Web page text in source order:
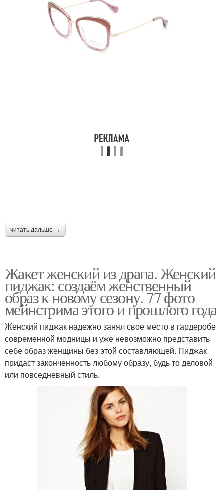
читать дальше →
Жакет женский из драпа. Женский
пиджак: создаём женственный
образ к новому сезону. 77 фото
мейнстрима этого и прошлого года
Женский пиджак надежно занял свое место в гардеробе
современной модницы и уже невозможно представить
себе образ женщины без этой составляющей. Пиджак
придаст законченность любому образу, будь то деловой
или повседневный стиль.